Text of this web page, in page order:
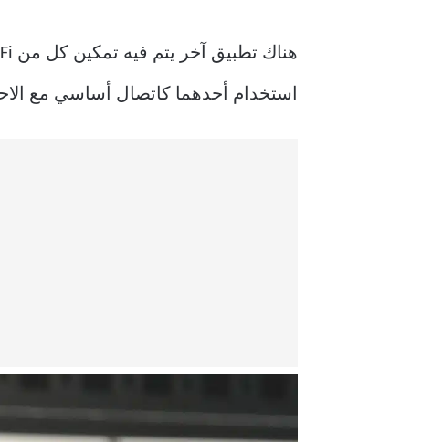
استخدام أحدهما كاتصال أساسي مع